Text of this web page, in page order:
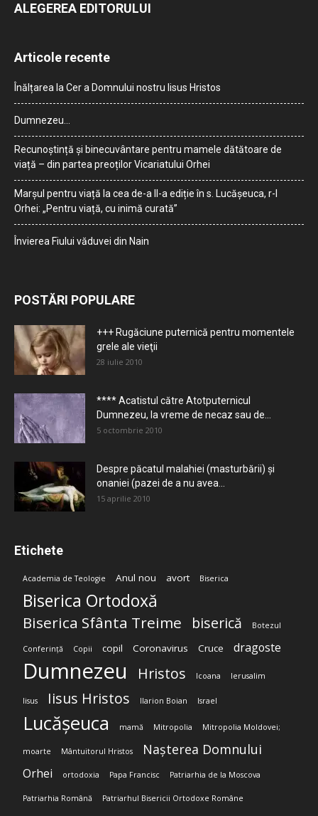
ALEGEREA EDITORULUI
Articole recente
Înălțarea la Cer a Domnului nostru Iisus Hristos
Dumnezeu…
Recunoștință și binecuvântare pentru mamele dătătoare de
viață – din partea preoților Vicariatului Orhei
Marșul pentru viață la cea de-a II-a ediție în s. Lucășeuca, r-l
Orhei: „Pentru viață, cu inimă curată”
Învierea Fiului văduvei din Nain
POSTĂRI POPULARE
+++ Rugăciune puternică pentru momentele
grele ale vieţii
28 iulie 2010
**** Acatistul către Atotputernicul
Dumnezeu, la vreme de necaz sau de...
5 octombrie 2010
Despre păcatul malahiei (masturbării) şi
onaniei (pazei de a nu avea...
15 aprilie 2010
Etichete
Academia de Teologie Anul nou avort Biserica
Biserica Ortodoxă
Biserica Sfânta Treime biserică Botezul
Conferință Copii copil Coronavirus Cruce dragoste
Dumnezeu Hristos Icoana Ierusalim
Iisus Iisus Hristos Ilarion Boian Israel
Lucășeuca mamă Mitropolia Mitropolia Moldovei;
moarte Mântuitorul Hristos Nașterea Domnului
Orhei ortodoxia Papa Francisc Patriarhia de la Moscova
Patriarhia Română Patriarhul Bisericii Ortodoxe Române